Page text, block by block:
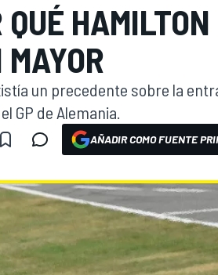
HAMILTON
un precedente sobre la
GP de Alemania.
AÑADIR COMO FUENTE